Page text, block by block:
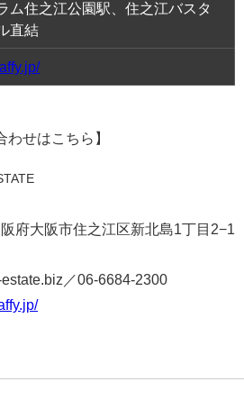
ム住之江公園駅、住之江バスタ
直結
わせはこちら】
府大阪市住之江区新北島1丁目2−1
／06-6684-2300